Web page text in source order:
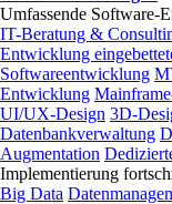
Umfassende Software-
IT-Beratung &
Entwicklung
Softwareentwicklung
Entwicklung
UI/UX-Design 3D-
Datenbankverwaltung
Augmentation
Implementierung
Big Data